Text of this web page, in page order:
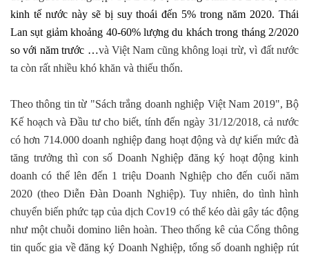
kinh tế nước này sẽ bị suy thoái đến 5% trong năm 2020. Thái
Lan sụt giảm khoảng 40-60% lượng du khách trong tháng 2/2020
so với năm trước …và Việt Nam cũng không loại trừ, vì đất nước
ta còn rất nhiều khó khăn và thiếu thốn.
Theo thông tin từ "Sách trắng doanh nghiệp Việt Nam 2019", Bộ
Kế hoạch và Đầu tư cho biết, tính đến ngày 31/12/2018, cả nước
có hơn 714.000 doanh nghiệp đang hoạt động và dự kiến mức đà
tăng trưởng thì con số Doanh Nghiệp đăng ký hoạt động kinh
doanh có thể lên đến 1 triệu Doanh Nghiệp cho đến cuối năm
2020 (theo Diễn Đàn Doanh Nghiệp). Tuy nhiên, do tình hình
chuyển biến phức tạp của dịch Cov19 có thể kéo dài gây tác động
như một chuỗi domino liên hoàn. Theo thống kê của Cổng thông
tin quốc gia về đăng ký Doanh Nghiệp, tổng số doanh nghiệp rút